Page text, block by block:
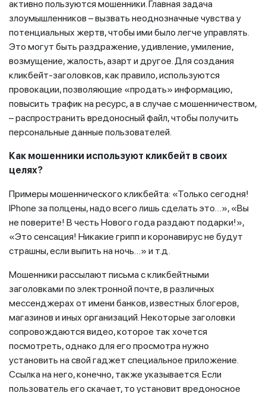
активно пользуются мошенники. Главная задача
злоумышленников – вызвать неоднозначные чувства у
потенциальных жертв, чтобы ими было легче управлять.
Это могут быть раздражение, удивление, умиление,
возмущение, жалость, азарт и другое. Для создания
кликбейт-заголовков, как правило, используются
провокации, позволяющие «продать» информацию,
повысить трафик на ресурс, а в случае с мошенничеством,
– распространить вредоносный файл, чтобы получить
персональные данные пользователей.
Как мошенники используют кликбейт в своих
целях?
Примеры мошеннического кликбейта: «Только сегодня!
IPhone за полцены, надо всего лишь сделать это…», «Вы
не поверите! В честь Нового года раздают подарки!»,
«Это сенсация! Никакие грипп и коронавирус не будут
страшны, если выпить на ночь…» и т.д.
Мошенники рассылают письма с кликбейтными
заголовками по электронной почте, в различных
мессенджерах от имени банков, известных блогеров,
магазинов и иных организаций. Некоторые заголовки
сопровождаются видео, которое так хочется
посмотреть, однако для его просмотра нужно
установить на свой гаджет специальное приложение.
Ссылка на него, конечно, также указывается. Если
пользователь его скачает, то установит вредоносное